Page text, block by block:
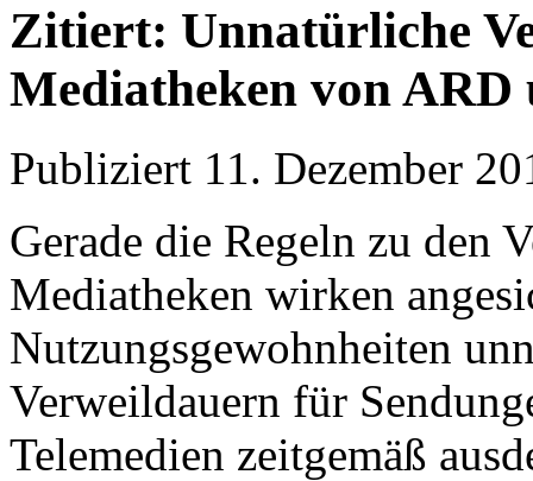
Zitiert: Unnatürliche
Mediatheken von ARD
Publiziert 11. Dezember
Gerade die Regeln zu den
Mediatheken wirken
Nutzungsgewohnheiten
Verweildauern für
Telemedien zeitgemäß